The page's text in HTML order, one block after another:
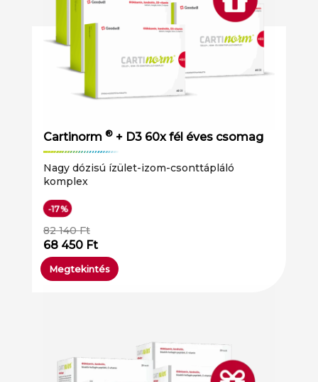
Cartinorm ®+ D3 60x fél éves csomag
Nagy dózisú ízület-izom-csonttápláló
komplex
-17%
82 140Ft
68 450 Ft
Megtekintés